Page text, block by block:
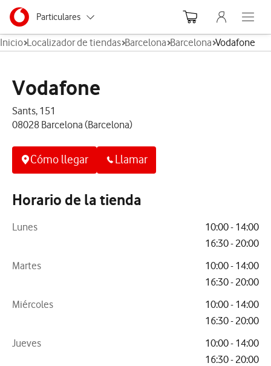
Ir a la pagina principal de vodafone.es
Menu navegación Segmento
Particulares
Autónomos
y AA.PP.
Menu
Abre el
Inicio Localizador de tiendas Barcelona Barcelona Vodafone
Vodafone
Sants, 151
08028 Barcelona (Barcelona)
Cómo llegar Llamar
Horario de la tienda
Lunes
10:00 - 14:00
16:30 - 20:00
Martes
10:00 - 14:00
16:30 - 20:00
Miércoles
10:00 - 14:00
16:30 - 20:00
Jueves
10:00 - 14:00
16:30 - 20:00